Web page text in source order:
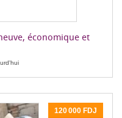
économique et
120 000 FDJ